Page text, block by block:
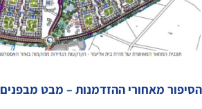
הסיפור מאחורי ההזדמנות – מבט מבפנים